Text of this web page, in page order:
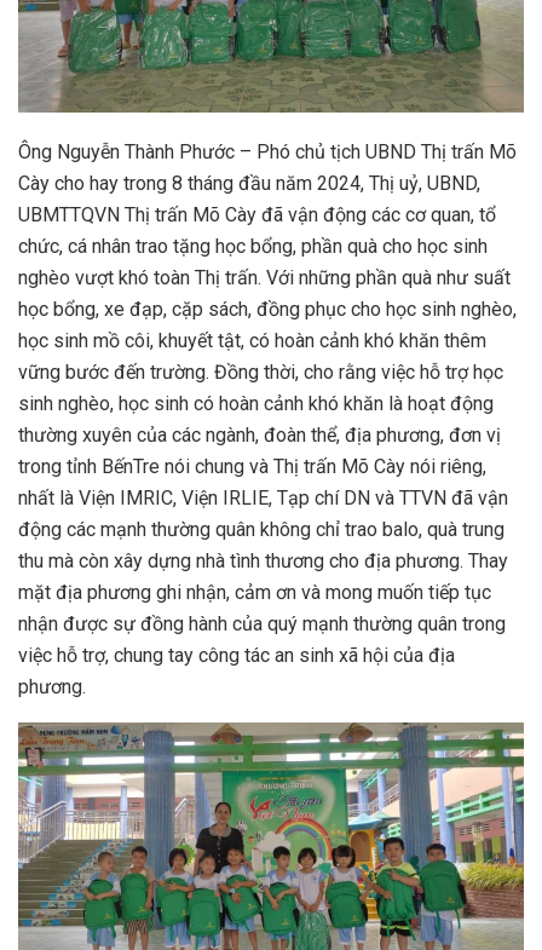
Ông Nguyễn Thành Phước – Phó chủ tịch UBND Thị trấn Mõ
Cày cho hay trong 8 tháng đầu năm 2024, Thị uỷ, UBND,
UBMTTQVN Thị trấn Mõ Cày đã vận động các cơ quan, tổ
chức, cá nhân trao tặng học bổng, phần quà cho học sinh
nghèo vượt khó toàn Thị trấn. Với những phần quà như suất
học bổng, xe đạp, cặp sách, đồng phục cho học sinh nghèo,
học sinh mồ côi, khuyết tật, có hoàn cảnh khó khăn thêm
vững bước đến trường. Đồng thời, cho rằng việc hỗ trợ học
sinh nghèo, học sinh có hoàn cảnh khó khăn là hoạt động
thường xuyên của các ngành, đoàn thể, địa phương, đơn vị
trong tỉnh BếnTre nói chung và Thị trấn Mõ Cày nói riêng,
nhất là Viện IMRIC, Viện IRLIE, Tạp chí DN và TTVN đã vận
động các mạnh thường quân không chỉ trao balo, quà trung
thu mà còn xây dựng nhà tình thương cho địa phương. Thay
mặt địa phương ghi nhận, cảm ơn và mong muốn tiếp tục
nhận được sự đồng hành của quý mạnh thường quân trong
việc hỗ trợ, chung tay công tác an sinh xã hội của địa
phương.